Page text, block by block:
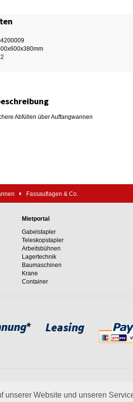
unserer Website und unseren
Abfüllen über Auffangwannen
Fassauflagen & Co.
Mietportal
Gabelstapler
Teleskopstapler
Arbeitsbühnen
Lagertechnik
Baumaschinen
Krane
Container
setzen wir unsere Erfahrungswerte und
Erfahren Sie mehr über uns. mehr über Wagner